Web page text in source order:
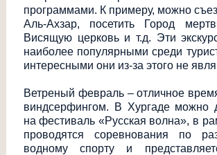
программами. К примеру, можно
Аль-Ахзар, посетить Город
Висящую церковь и т.д. Эти
наиболее популярными среди
интересными они из-за этого не
Ветреный февраль – отличное
виндсерфингом. В Хургаде можно
на фестиваль «Русская волна», в
проводятся соревнования по
водному спорту и